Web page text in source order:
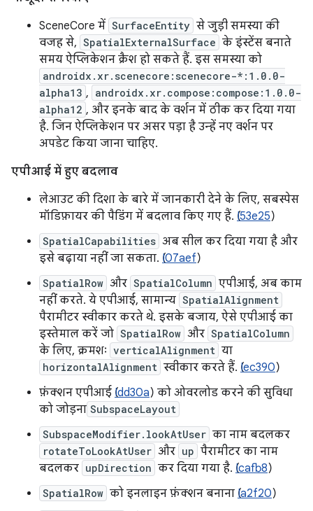
SceneCore में SurfaceEntity से जुड़ी समस्या की
वजह से, SpatialExternalSurface के इंस्टेंस बनाते
समय ऐप्लिकेशन क्रैश हो सकते हैं. इस समस्या को
androidx.xr.scenecore:scenecore-*:1.0.0-
alpha13 , androidx.xr.compose:compose:1.0.0-
alpha12 , और इनके बाद के वर्शन में ठीक कर दिया गया
है. जिन ऐप्लिकेशन पर असर पड़ा है उन्हें नए वर्शन पर
अपडेट किया जाना चाहिए.
एपीआई में हुए बदलाव
लेआउट की दिशा के बारे में जानकारी देने के लिए, सबस्पेस
मॉडिफ़ायर की पैडिंग में बदलाव किए गए हैं. ( I53e25)
SpatialCapabilities अब सील कर दिया गया है और
इसे बढ़ाया नहीं जा सकता. ( I07aef)
SpatialRow और SpatialColumn एपीआई, अब काम
नहीं करते. ये एपीआई, सामान्य SpatialAlignment
पैरामीटर स्वीकार करते थे. इसके बजाय, ऐसे एपीआई का
इस्तेमाल करें जो SpatialRow और SpatialColumn
के लिए, क्रमशः verticalAlignment या
horizontalAlignment स्वीकार करते हैं. ( Iec390)
फ़ंक्शन एपीआई ( Idd30a) को ओवरलोड करने की सुविधा
को जोड़ना SubspaceLayout
SubspaceModifier.lookAtUser का नाम बदलकर
rotateToLookAtUser और up पैरामीटर का नाम
बदलकर upDirection कर दिया गया है. ( Icafb8)
SpatialRow को इनलाइन फ़ंक्शन बनाना ( Ia2f20)